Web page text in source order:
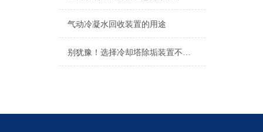
气动冷凝水回收装置的用途
别犹豫！选择冷却塔除垢装置不会错